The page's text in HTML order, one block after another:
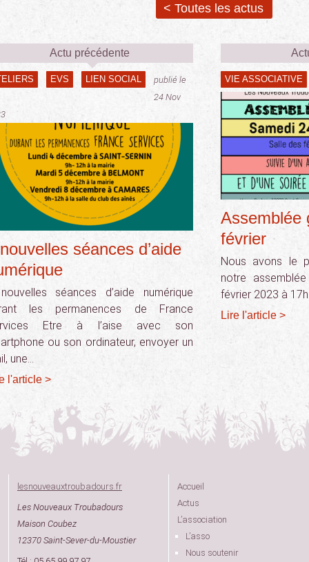
< Toutes les actus
Actu précédente
EVS LIEN SOCIAL
publié le
24 Nov
séances d’aide
séances d’aide numérique
les permanences de France
Etre à l’aise avec son
ou son ordinateur, envoyer un
une…
l'article >
VIE ASSOCIATIVE
Assemblée
février
Nous avons le
notre
février 2023 à
Lire l'article >
lesnouveauxtroubadours.fr
Les Nouveaux Troubadours
Maison Coubez
12370 Saint-Sever-du-Moustier
Accueil
Actus
L’association
L’asso
Nous soutenir